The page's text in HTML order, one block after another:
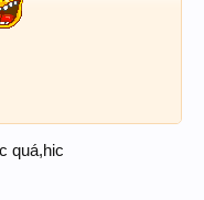
quá,hic